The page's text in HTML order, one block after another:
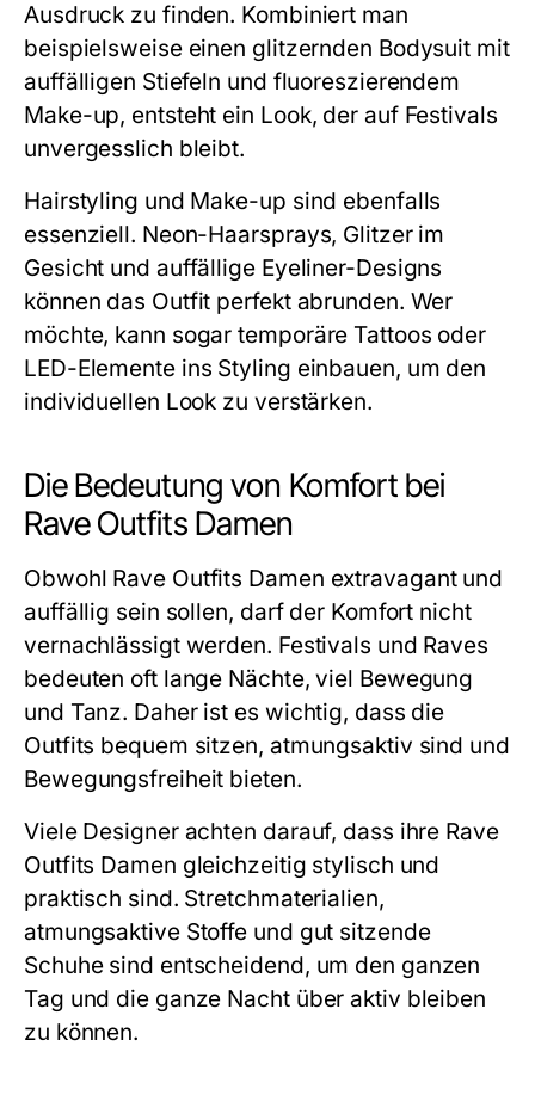
Ausdruck zu finden. Kombiniert man
beispielsweise einen glitzernden Bodysuit mit
auffälligen Stiefeln und fluoreszierendem
Make-up, entsteht ein Look, der auf Festivals
unvergesslich bleibt.
Hairstyling und Make-up sind ebenfalls
essenziell. Neon-Haarsprays, Glitzer im
Gesicht und auffällige Eyeliner-Designs
können das Outfit perfekt abrunden. Wer
möchte, kann sogar temporäre Tattoos oder
LED-Elemente ins Styling einbauen, um den
individuellen Look zu verstärken.
Die Bedeutung von Komfort bei
Rave Outfits Damen
Obwohl Rave Outfits Damen extravagant und
auffällig sein sollen, darf der Komfort nicht
vernachlässigt werden. Festivals und Raves
bedeuten oft lange Nächte, viel Bewegung
und Tanz. Daher ist es wichtig, dass die
Outfits bequem sitzen, atmungsaktiv sind und
Bewegungsfreiheit bieten.
Viele Designer achten darauf, dass ihre Rave
Outfits Damen gleichzeitig stylisch und
praktisch sind. Stretchmaterialien,
atmungsaktive Stoffe und gut sitzende
Schuhe sind entscheidend, um den ganzen
Tag und die ganze Nacht über aktiv bleiben
zu können.